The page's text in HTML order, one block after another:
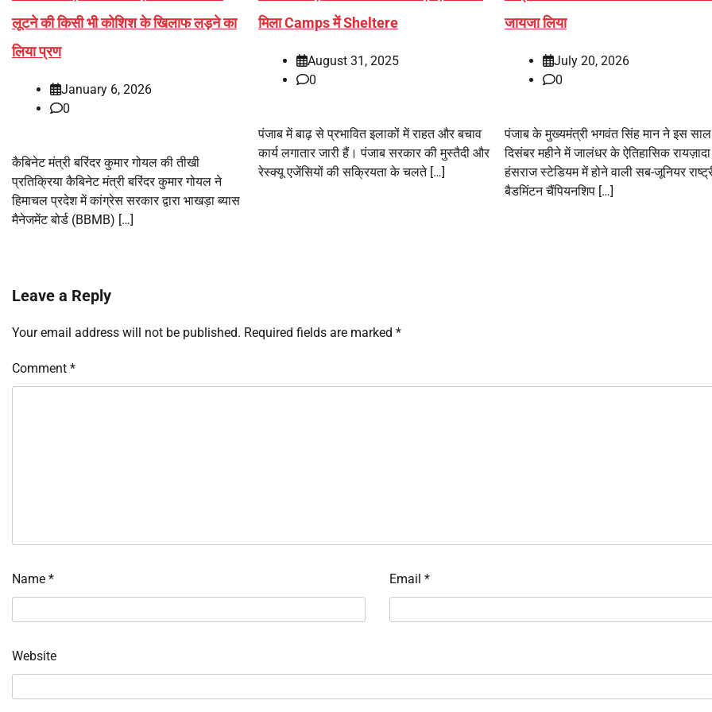
लूटने की किसी भी कोशिश के खिलाफ लड़ने का
लिया प्रण
January 6, 2026
0
कैबिनेट मंत्री बरिंदर कुमार गोयल की तीखी
प्रतिक्रिया कैबिनेट मंत्री बरिंदर कुमार गोयल ने
हिमाचल प्रदेश में कांग्रेस सरकार द्वारा भाखड़ा ब्यास
मैनेजमेंट बोर्ड (BBMB) […]
मिला Camps में Sheltere
August 31, 2025
0
पंजाब में बाढ़ से प्रभावित इलाकों में राहत और बचाव
कार्य लगातार जारी हैं। पंजाब सरकार की मुस्तैदी और
रेस्क्यू एजेंसियों की सक्रियता के चलते […]
जायजा लिया
July 20, 2026
0
पंजाब के मुख्यमंत्री भगवंत सिंह मान ने इस साल
दिसंबर महीने में जालंधर के ऐतिहासिक रायज़ादा
हंसराज स्टेडियम में होने वाली सब-जूनियर
बैडमिंटन चैंपियनशिप […]
Leave a Reply
Your email address will not be published. Required fields are marked *
Comment *
Name * Email *
Website